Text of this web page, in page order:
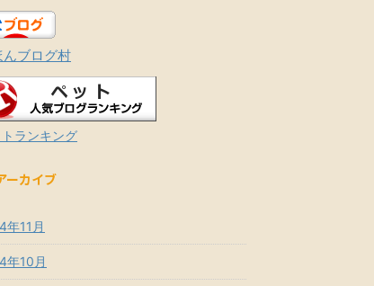
んブログ村
ランキング
ーカイブ
年11月
年10月